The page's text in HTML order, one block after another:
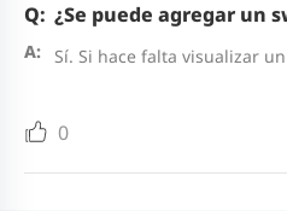
¿Se puede agregar un
Sí. Si hace falta visualizar
0